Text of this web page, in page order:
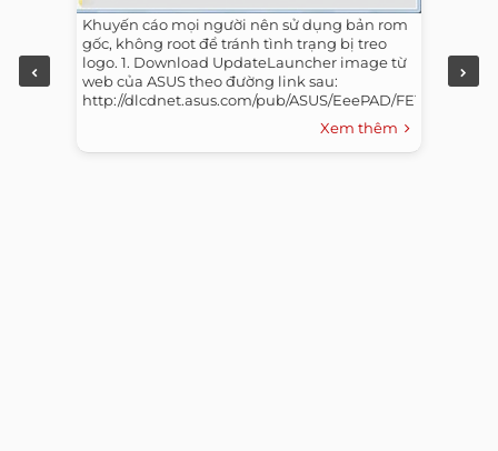
Khuyến cáo mọi người nên sử dụng bản rom
gốc, không root để tránh tình trạng bị treo
logo. 1. Download UpdateLauncher image từ
web của ASUS theo đường link sau:
http://dlcdnet.asus.com/pub/ASUS/EeePAD/FE170CG/UL-
Xem thêm